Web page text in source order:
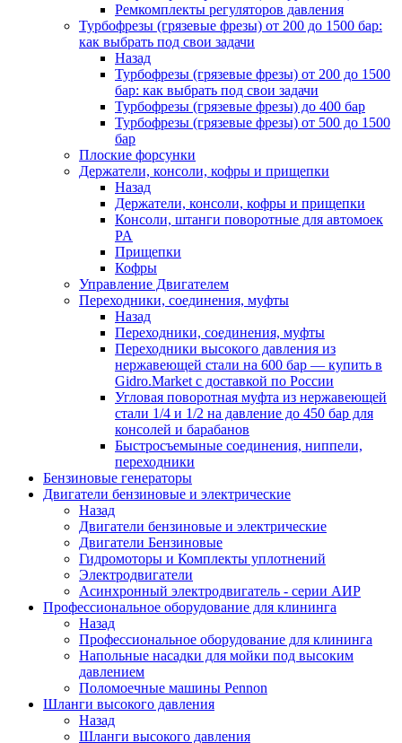
Ремкомплекты регуляторов давления
Турбофрезы (грязевые фрезы) от 200 до 1500 бар:
как выбрать под свои задачи
Назад
Турбофрезы (грязевые фрезы) от 200 до 1500
бар: как выбрать под свои задачи
Турбофрезы (грязевые фрезы) до 400 бар
Турбофрезы (грязевые фрезы) от 500 до 1500
бар
Плоские форсунки
Держатели, консоли, кофры и прищепки
Назад
Держатели, консоли, кофры и прищепки
Консоли, штанги поворотные для автомоек
PA
Прищепки
Кофры
Управление Двигателем
Переходники, соединения, муфты
Назад
Переходники, соединения, муфты
Переходники высокого давления из
нержавеющей стали на 600 бар — купить в
Gidro.Market с доставкой по России
Угловая поворотная муфта из нержавеющей
стали 1/4 и 1/2 на давление до 450 бар для
консолей и барабанов
Быстросъемыные соединения, ниппели,
переходники
Бензиновые генераторы
Двигатели бензиновые и электрические
Назад
Двигатели бензиновые и электрические
Двигатели Бензиновые
Гидромоторы и Комплекты уплотнений
Электродвигатели
Асинхронный электродвигатель - серии АИР
Профессиональное оборудование для клининга
Назад
Профессиональное оборудование для клининга
Напольные насадки для мойки под высоким
давлением
Поломоечные машины Pennon
Шланги высокого давления
Назад
Шланги высокого давления